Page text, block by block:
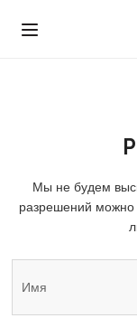
Мы не будем
разрешений можно